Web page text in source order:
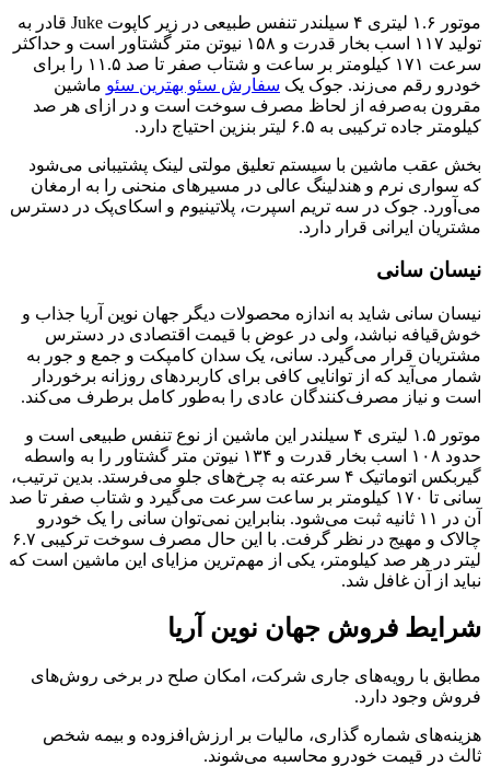
موتور ۱.۶ لیتری ۴ سیلندر تنفس طبیعی در زیر کاپوت Juke قادر به
تولید ۱۱۷ اسب بخار قدرت و ۱۵۸ نیوتن متر گشتاور است و حداکثر
سرعت ۱۷۱ کیلومتر بر ساعت و شتاب صفر تا صد ۱۱.۵ را برای
خودرو رقم می‌زند. جوک یک سفارش سئو بهترین سئو ماشین
مقرون به‌صرفه از لحاظ مصرف سوخت است و در ازای هر صد
کیلومتر جاده ترکیبی به ۶.۵ لیتر بنزین احتیاج دارد.
بخش عقب ماشین با سیستم تعلیق مولتی لینک پشتیبانی می‌شود
که سواری نرم و هندلینگ عالی در مسیرهای منحنی را به ارمغان
می‌آورد. جوک در سه تریم اسپرت، پلاتینیوم و اسکای‌پک در دسترس
مشتریان ایرانی قرار دارد.
نیسان سانی
نیسان سانی شاید به اندازه محصولات دیگر جهان نوین آریا جذاب و
خوش‌قیافه نباشد، ولی در عوض با قیمت اقتصادی در دسترس
مشتریان قرار می‌گیرد. سانی، یک سدان کامپکت و جمع و جور به
شمار می‌آید که از توانایی کافی برای کاربردهای روزانه برخوردار
است و نیاز مصرف‌کنندگان عادی را به‌طور کامل برطرف می‌کند.
موتور ۱.۵ لیتری ۴ سیلندر این ماشین از نوع تنفس طبیعی است و
حدود ۱۰۸ اسب بخار قدرت و ۱۳۴ نیوتن متر گشتاور را به واسطه
گیربکس اتوماتیک ۴ سرعته به چرخ‌های جلو می‌فرستد. بدین ترتیب،
سانی تا ۱۷۰ کیلومتر بر ساعت سرعت می‌گیرد و شتاب صفر تا صد
آن در ۱۱ ثانیه ثبت می‌شود. بنابراین نمی‌توان سانی را یک خودرو
چالاک و مهیج در نظر گرفت. با این حال مصرف سوخت ترکیبی ۶.۷
لیتر در هر صد کیلومتر، یکی از مهم‌ترین مزایای این ماشین است که
نباید از آن غافل شد.
شرایط فروش جهان نوین آریا
مطابق با رویه‌های جاری شرکت، امکان صلح در برخی روش‌های
فروش وجود دارد.
هزینه‌های شماره گذاری، مالیات بر ارزش‌افزوده و بیمه شخص
ثالث در قیمت خودرو محاسبه می‌شوند.